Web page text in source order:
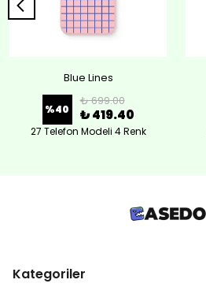
Blue Lines
%40
₺ 699.00
₺ 419.40
27 Telefon Modeli 4 Renk
Kategoriler